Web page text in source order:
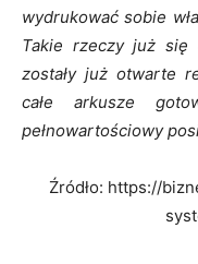
wydrukować sobie
Takie rzeczy już się
zostały już otwarte
całe arkusze
pełnowartościowy
Źródło: https://